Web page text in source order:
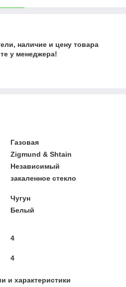
наличие и цену товара
у менеджера!
Газовая
Zigmund & Shtain
Независимый
закаленное стекло
Чугун
Белый
4
4
и характеристики